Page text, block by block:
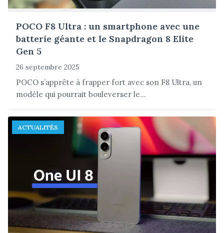
POCO F8 Ultra : un smartphone avec une
batterie géante et le Snapdragon 8 Elite
Gen 5
26 septembre 2025
POCO s’apprête à frapper fort avec son F8 Ultra, un
modèle qui pourrait bouleverser le...
ACTUALITÉS